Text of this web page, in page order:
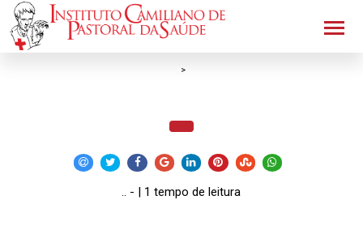
>
.. - | 1 tempo de leitura